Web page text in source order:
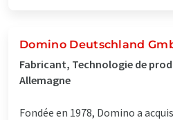
Domino Deutschland
Fabricant, Technologie de
Allemagne
Fondée en 1978, Domino a